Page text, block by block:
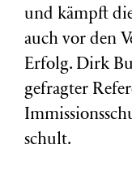
und kämpft
auch vor den
Erfolg. Dirk
gefragter
schult.